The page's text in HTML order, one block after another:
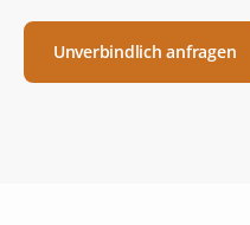
Unverbindlich anfragen